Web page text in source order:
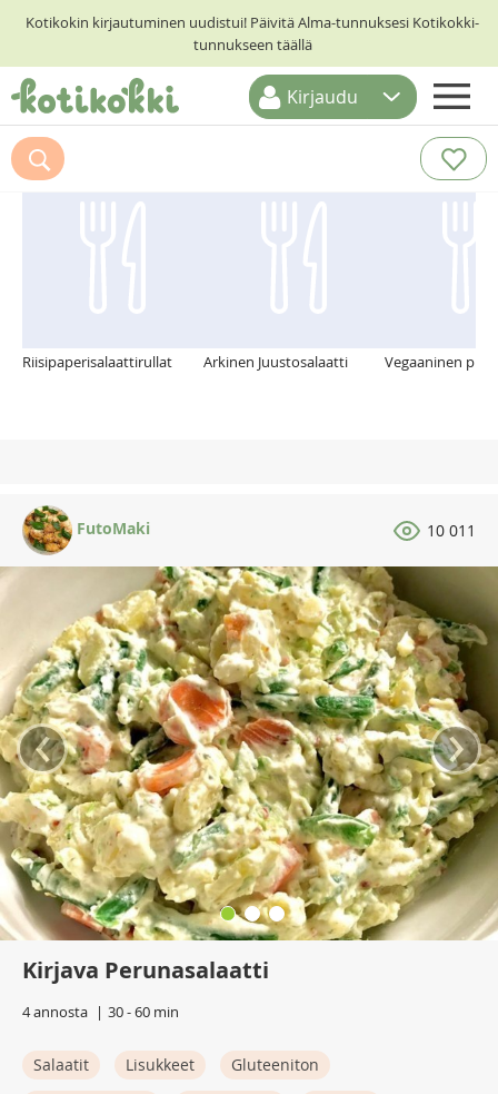
Kotikokin kirjautuminen uudistui! Päivitä Alma-tunnuksesi Kotikokki-
tunnukseen täällä
ETUSIVU
RESEPTIHAKU
Kirjaudu
Suosittelemme myös
Riisipaperisalaattirullat Arkinen Juustosalaatti Vegaaninen
FutoMaki 10 011
‹ ›
Kirjava Perunasalaatti
4 annosta 30 - 60 min
Salaatit Lisukkeet
Gluteeniton